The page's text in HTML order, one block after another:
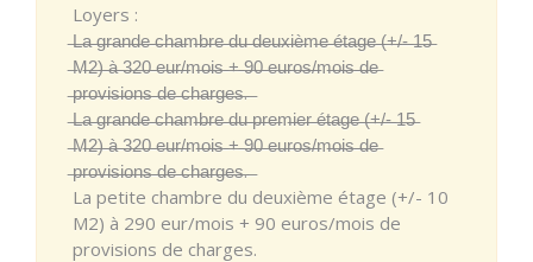
Loyers :
̶L̶a̶ ̶g̶r̶a̶n̶d̶e̶ ̶c̶h̶a̶m̶b̶r̶e̶ ̶d̶u̶ ̶d̶e̶u̶x̶i̶è̶m̶e̶ ̶é̶t̶a̶g̶e̶ ̶(̶+̶/̶-̶ ̶1̶5̶
̶M̶2̶)̶ ̶à̶ ̶3̶2̶0̶ ̶e̶u̶r̶/̶m̶o̶i̶s̶ ̶+̶ ̶9̶0̶ ̶e̶u̶r̶o̶s̶/̶m̶o̶i̶s̶ ̶d̶e̶
̶p̶r̶o̶v̶i̶s̶i̶o̶n̶s̶ ̶d̶e̶ ̶c̶h̶a̶r̶g̶e̶s̶. ̶
̶L̶a̶ ̶g̶r̶a̶n̶d̶e̶ ̶c̶h̶a̶m̶b̶r̶e̶ ̶d̶u̶ ̶p̶r̶e̶m̶i̶e̶r̶ ̶é̶t̶a̶g̶e̶ ̶(̶+̶/̶-̶ ̶1̶5̶
̶M̶2̶)̶ ̶à̶ ̶3̶2̶0̶ ̶e̶u̶r̶/̶m̶o̶i̶s̶ ̶+̶ ̶9̶0̶ ̶e̶u̶r̶o̶s̶/̶m̶o̶i̶s̶ ̶d̶e̶
̶p̶r̶o̶v̶i̶s̶i̶o̶n̶s̶ ̶d̶e̶ ̶c̶h̶a̶r̶g̶e̶s̶. ̶
La petite chambre du deuxième étage (+/- 10
M2) à 290 eur/mois + 90 euros/mois de
provisions de charges.